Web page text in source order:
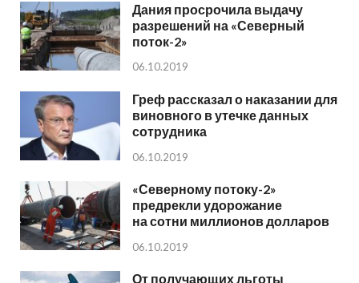
Дания просрочила выдачу
разрешений на «Северный
поток-2»
06.10.2019
Греф рассказал о наказании для
виновного в утечке данных
сотрудника
06.10.2019
«Северному потоку-2»
предрекли удорожание
на сотни миллионов долларов
06.10.2019
От получающих льготы